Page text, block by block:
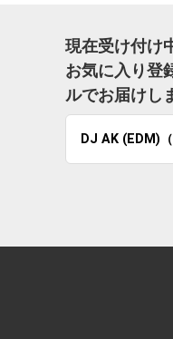
現在受け付け
お気に入り登
ルでお届けし
DJ AK (EDM)